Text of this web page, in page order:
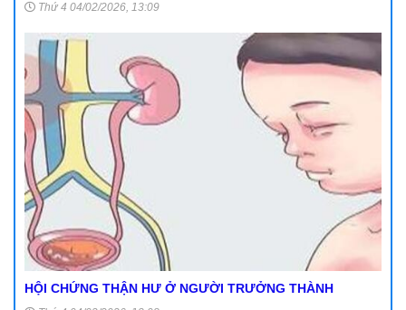
Thứ 4 04/02/2026, 13:09
HỘI CHỨNG THẬN HƯ Ở NGƯỜI TRƯỞNG THÀNH